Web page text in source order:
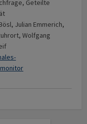
Geteilte
Julian Emmerich,
Wolfgang